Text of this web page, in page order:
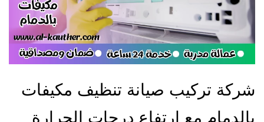
شركة تركيب صيانة تنظيف مكيفات
بالدمام مع ارتفاع درجات الحرارة